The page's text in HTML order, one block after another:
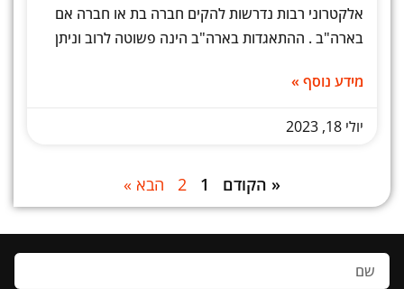
אלקטרוני רבות נדרשות להקים חברה בת או חברה אם
בארה"ב . ההתאגדות בארה"ב הינה פשוטה לרוב וניתן
מידע נוסף »
יולי 18, 2023
« הקודם 1
2 הבא »